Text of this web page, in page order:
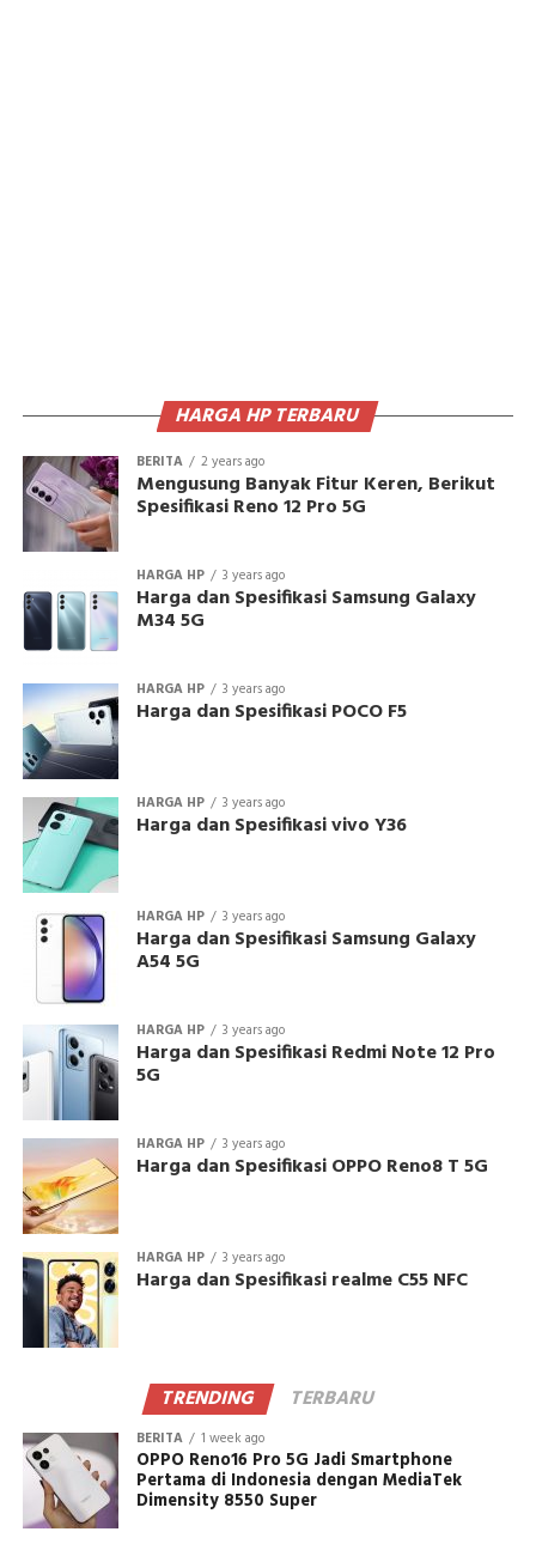
HARGA HP TERBARU
BERITA 2 years ago
Mengusung Banyak Fitur Keren, Berikut
Spesifikasi Reno 12 Pro 5G
HARGA HP 3 years ago
Harga dan Spesifikasi Samsung Galaxy
M34 5G
HARGA HP 3 years ago
Harga dan Spesifikasi POCO F5
HARGA HP 3 years ago
Harga dan Spesifikasi vivo Y36
HARGA HP 3 years ago
Harga dan Spesifikasi Samsung Galaxy
A54 5G
HARGA HP 3 years ago
Harga dan Spesifikasi Redmi Note 12 Pro
5G
HARGA HP 3 years ago
Harga dan Spesifikasi OPPO Reno8 T 5G
HARGA HP 3 years ago
Harga dan Spesifikasi realme C55 NFC
TRENDING TERBARU
BERITA 1 week ago
OPPO Reno16 Pro 5G Jadi Smartphone
Pertama di Indonesia dengan MediaTek
Dimensity 8550 Super